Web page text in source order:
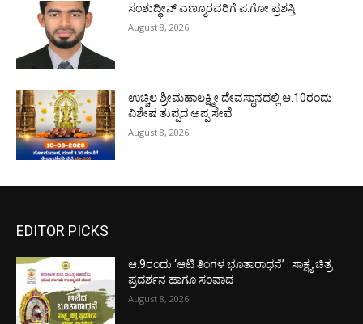
ಸಂಶುದ್ಧೀನ್ ಎಣ್ಮೂರವರಿಗೆ ಪ.ಗೋ ಪ್ರಶಸ್ತಿ
August 8, 2026
ಉಚ್ಚಿಲ ಶ್ರೀಮಹಾಲಕ್ಷ್ಮೀ ದೇವಸ್ಥಾನದಲ್ಲಿ ಆ.10ರಂದು
ವಿಶೇಷ ತುಪ್ಪದ ಅಪ್ಪ ಸೇವೆ
August 8, 2026
EDITOR PICKS
ಆ.9ರಂದು ‘ಆಟಿ ತಿಂಗಳ ಭೂತಾರಾಧನೆ’ : ಸಾಕ್ಷ್ಯ ಚಿತ್ರ
ಪ್ರದರ್ಶನ ಹಾಗೂ ಸಂವಾದ
August 8, 2026